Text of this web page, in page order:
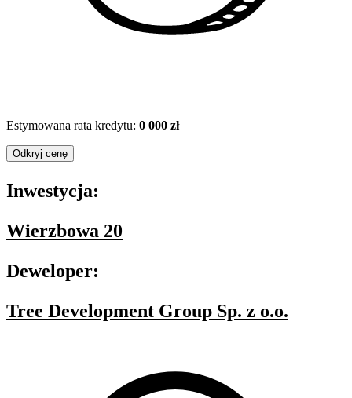
Estymowana rata kredytu: 0 000 zł
Odkryj cenę
Inwestycja:
Wierzbowa 20
Deweloper:
Tree Development Group Sp. z o.o.